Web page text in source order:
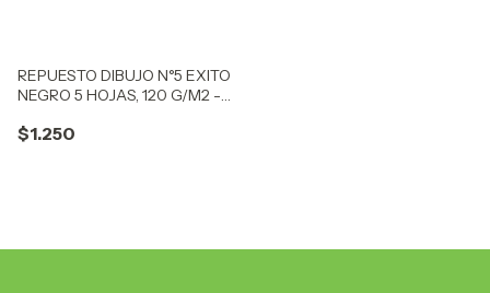
REPUESTO DIBUJO N°5 EXITO
NEGRO 5 HOJAS, 120 G/M2 -
$1.250